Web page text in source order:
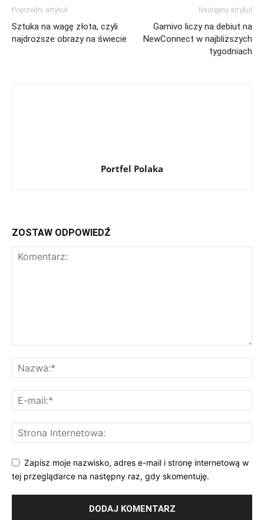
Poprzedni artykuł
Sztuka na wagę złota, czyli
najdroższe obrazy na świecie
Następny artykuł
Gamivo liczy na debiut na
NewConnect w najbliższych
tygodniach
Portfel Polaka
ZOSTAW ODPOWIEDŹ
Zapisz moje nazwisko, adres e-mail i stronę internetową w
tej przeglądarce na następny raz, gdy skomentuję.